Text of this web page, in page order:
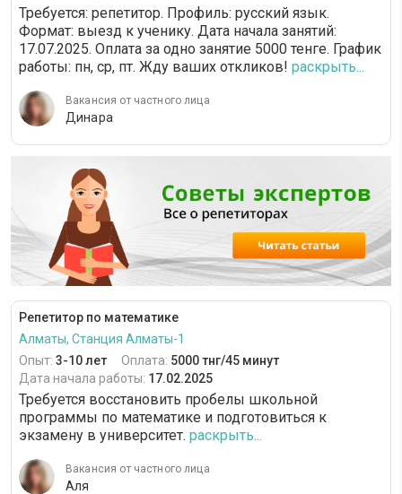
Требуется: репетитор. Профиль: русский язык.
Формат: выезд к ученику. Дата начала занятий:
17.07.2025. Оплата за одно занятие 5000 тенге. График
работы: пн, ср, пт. Жду ваших откликов! раскрыть...
Вакансия от частного лица
Динара
Репетитор по математике
Алматы, Станция Алматы-1
Опыт: 3-10 лет Оплата: 5000 тнг/45 минут
Дата начала работы: 17.02.2025
Требуется восстановить пробелы школьной
программы по математике и подготовиться к
экзамену в университет. раскрыть...
Вакансия от частного лица
Аля